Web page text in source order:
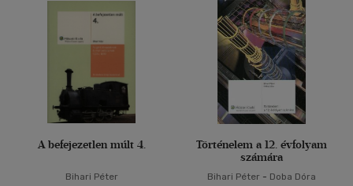
A befejezetlen múlt 4.
Bihari Péter
Történelem a 12. évfolyam
számára
Bihari Péter - Doba Dóra